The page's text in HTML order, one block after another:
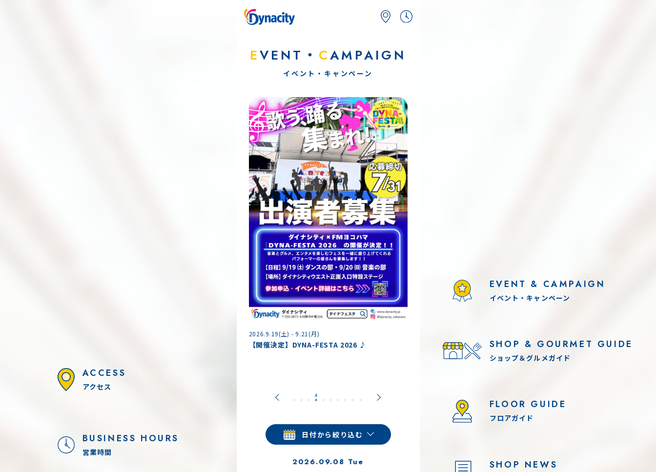
EVENT・ CAMPAIGN
イベント・キャンペーン
2026.9.19(土) - 9.21(月)
【開催決定】DYNA-FESTA 2026 ♪ 夏休み！「THE カブトムシワールド」
各種コンテンツ参加条件あり
各日 10:00-17:00（最終
日付から絞り込む
2026.09.08 Tue
ACCESS
アクセス
BUSINESS HOURS
営業時間
EVENT & CAMPAIGN
イベント・キャンペーン
SHOP & GOURMET GUIDE
ショップ＆グルメガイド
FLOOR GUIDE
フロアガイド
SHOP NEWS